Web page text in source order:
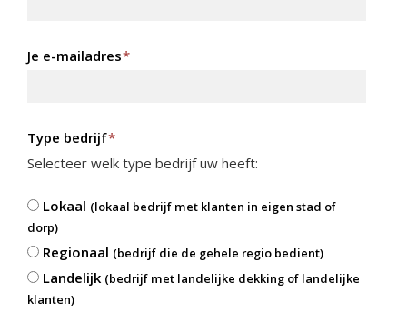
Je e-mailadres*
Type bedrijf*
Selecteer welk type bedrijf uw heeft:
Lokaal (lokaal bedrijf met klanten in eigen stad of
dorp)
Regionaal (bedrijf die de gehele regio bedient)
Landelijk (bedrijf met landelijke dekking of landelijke
klanten)